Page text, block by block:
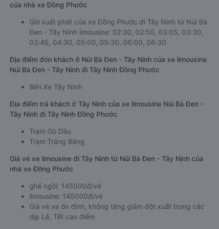
của nhà xe Đồng Phước
Giờ xuất phát của xe Đồng Phước đi Tây Ninh từ Núi Bà
Đen - Tây Ninh limousine: 02:30, 02:50, 03:05, 03:30,
03:45, 04:30, 05:00, 05:30, 06:00, 06:30
Địa điểm đón khách ở Núi Bà Đen - Tây Ninh của xe limousine
Núi Bà Đen - Tây Ninh đi Tây Ninh Đồng Phước
Bến Xe Tây Ninh
Địa điểm trả khách ở Tây Ninh của xe limousine Núi Bà Đen -
Tây Ninh đi Tây Ninh Đồng Phước
Trạm Gò Dầu
Trạm Trảng Bàng
Giá vé xe limousine đi Tây Ninh từ Núi Bà Đen - Tây Ninh của
nhà xe Đồng Phước
ghế ngồi: 145000đ/vé
limousine: 145000đ/vé
Giá vé xe ổn định, không tăng giảm đột xuất trong các
dịp Lễ, Tết cao điểm